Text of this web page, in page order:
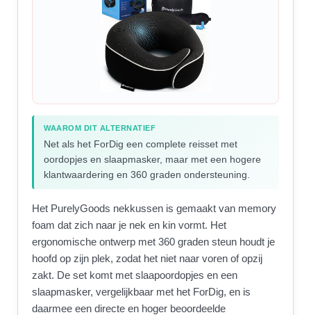
WAAROM DIT ALTERNATIEF
Net als het ForDig een complete reisset met
oordopjes en slaapmasker, maar met een hogere
klantwaardering en 360 graden ondersteuning.
Het PurelyGoods nekkussen is gemaakt van memory
foam dat zich naar je nek en kin vormt. Het
ergonomische ontwerp met 360 graden steun houdt je
hoofd op zijn plek, zodat het niet naar voren of opzij
zakt. De set komt met slaapoordopjes en een
slaapmasker, vergelijkbaar met het ForDig, en is
daarmee een directe en hoger beoordeelde